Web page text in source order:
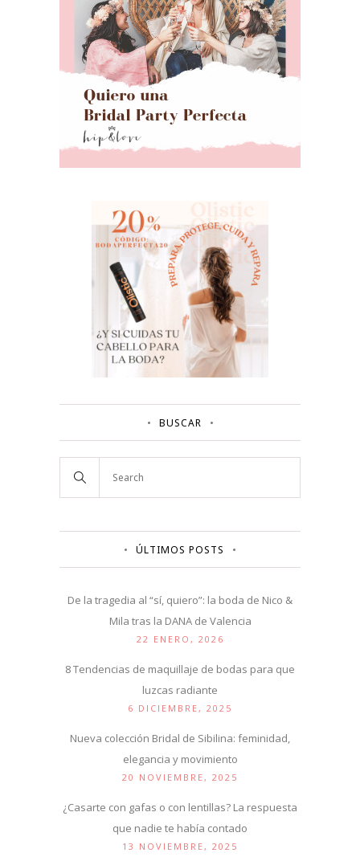
BUSCAR
ÚLTIMOS POSTS
De la tragedia al “sí, quiero”: la boda de Nico &
Mila tras la DANA de Valencia
22 ENERO, 2026
8 Tendencias de maquillaje de bodas para que
luzcas radiante
6 DICIEMBRE, 2025
Nueva colección Bridal de Sibilina: feminidad,
elegancia y movimiento
20 NOVIEMBRE, 2025
¿Casarte con gafas o con lentillas? La respuesta
que nadie te había contado
13 NOVIEMBRE, 2025